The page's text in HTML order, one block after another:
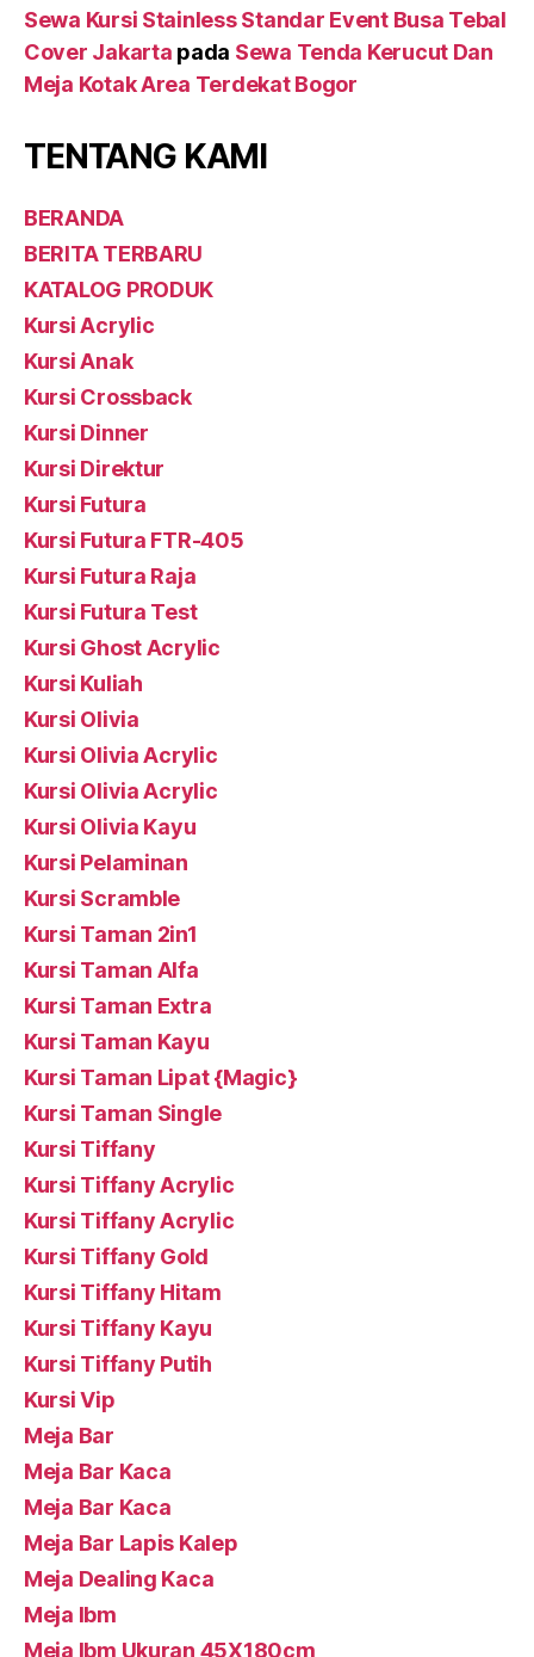
Sewa Kursi Stainless Standar Event Busa Tebal
Cover Jakarta pada Sewa Tenda Kerucut Dan
Meja Kotak Area Terdekat Bogor
TENTANG KAMI
BERANDA
BERITA TERBARU
KATALOG PRODUK
Kursi Acrylic
Kursi Anak
Kursi Crossback
Kursi Dinner
Kursi Direktur
Kursi Futura
Kursi Futura FTR-405
Kursi Futura Raja
Kursi Futura Test
Kursi Ghost Acrylic
Kursi Kuliah
Kursi Olivia
Kursi Olivia Acrylic
Kursi Olivia Acrylic
Kursi Olivia Kayu
Kursi Pelaminan
Kursi Scramble
Kursi Taman 2in1
Kursi Taman Alfa
Kursi Taman Extra
Kursi Taman Kayu
Kursi Taman Lipat {Magic}
Kursi Taman Single
Kursi Tiffany
Kursi Tiffany Acrylic
Kursi Tiffany Acrylic
Kursi Tiffany Gold
Kursi Tiffany Hitam
Kursi Tiffany Kayu
Kursi Tiffany Putih
Kursi Vip
Meja Bar
Meja Bar Kaca
Meja Bar Kaca
Meja Bar Lapis Kalep
Meja Dealing Kaca
Meja Ibm
Meja Ibm Ukuran 45X180cm